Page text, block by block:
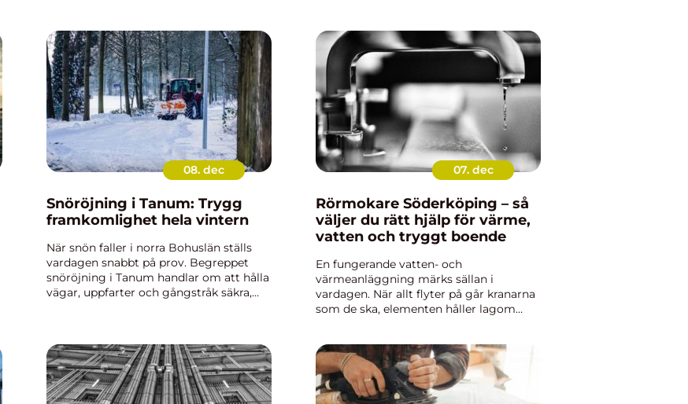
08. dec
Snöröjning i Tanum: Trygg
framkomlighet hela vintern
När snön faller i norra Bohuslän ställs
vardagen snabbt på prov. Begreppet
snöröjning i Tanum handlar om att hålla
vägar, uppfarter och gångstråk säkra,
07. dec
Rörmokare Söderköping – så
väljer du rätt hjälp för värme,
vatten och tryggt boende
En fungerande vatten- och
värmeanläggning märks sällan i
vardagen. När allt flyter på går kranarna
som de ska, elementen håller lagom